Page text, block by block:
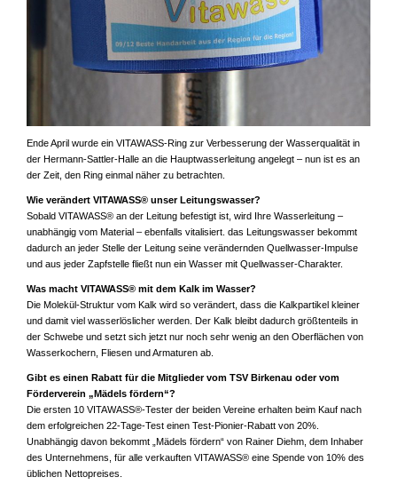
Ende April wurde ein VITAWASS-Ring zur Verbesserung der Wasserqualität in
der Hermann-Sattler-Halle an die Hauptwasserleitung angelegt – nun ist es an
der Zeit, den Ring einmal näher zu betrachten.
Wie verändert VITAWASS® unser Leitungswasser?
Sobald VITAWASS® an der Leitung befestigt ist, wird Ihre Wasserleitung –
unabhängig vom Material – ebenfalls vitalisiert. das Leitungswasser bekommt
dadurch an jeder Stelle der Leitung seine verändernden Quellwasser-Impulse
und aus jeder Zapfstelle fließt nun ein Wasser mit Quellwasser-Charakter.
Was macht VITAWASS® mit dem Kalk im Wasser?
Die Molekül-Struktur vom Kalk wird so verändert, dass die Kalkpartikel kleiner
und damit viel wasserlöslicher werden. Der Kalk bleibt dadurch größtenteils in
der Schwebe und setzt sich jetzt nur noch sehr wenig an den Oberflächen von
Wasserkochern, Fliesen und Armaturen ab.
Gibt es einen Rabatt für die Mitglieder vom TSV Birkenau oder vom
Förderverein „Mädels fördern“?
Die ersten 10 VITAWASS®-Tester der beiden Vereine erhalten beim Kauf nach
dem erfolgreichen 22-Tage-Test einen Test-Pionier-Rabatt von 20%.
Unabhängig davon bekommt „Mädels fördern“ von Rainer Diehm, dem Inhaber
des Unternehmens, für alle verkauften VITAWASS® eine Spende von 10% des
üblichen Nettopreises.